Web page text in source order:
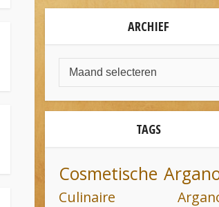
ARCHIEF
TAGS
Cosmetische
Culinaire